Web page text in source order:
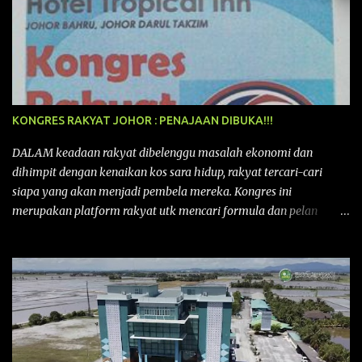
KONGRES RAKYAT JOHOR : PENAJAAN DIBUKA!!!
DALAM keadaan rakyat dibelenggu masalah ekonomi dan
dihimpit dengan kenaikan kos sara hidup, rakyat tercari-cari
siapa yang akan menjadi pembela mereka. Kongres ini
merupakan platform rakyat utk mencari formula dan pelan
pertama yang telah diadakan pada 12 September 2015 di Shah
Alam, Selangor, di peringkat kebangsaan dengan tema
“MEMBINA MALAYSIA SEJAHTERA”, Kongre s Rakyat di
peringkat negeri-negeri mula diadakan. Isu-isu rakyat yang telah
ditimbulkan di peringkat kebangsaan termasuklah isu-isu